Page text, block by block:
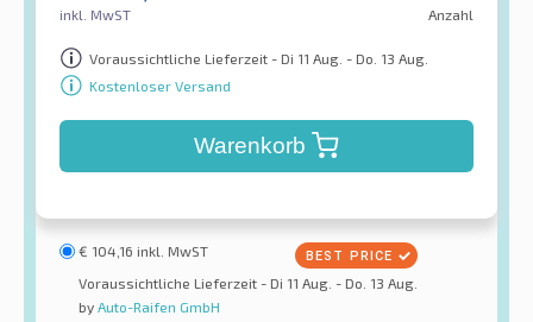
inkl. MwST Anzahl
Voraussichtliche Lieferzeit - Di 11 Aug. - Do. 13 Aug.
Kostenloser Versand
Warenkorb
€ 104,16 inkl. MwST
Voraussichtliche Lieferzeit - Di 11 Aug. - Do. 13 Aug.
by Auto-Raifen GmbH